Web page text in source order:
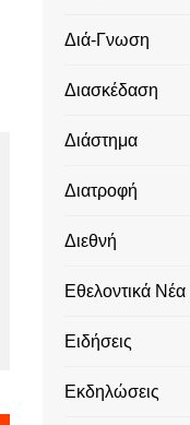
Διά-Γνωση
Διασκέδαση
Διάστημα
Διατροφή
Διεθνή
Εθελοντικά Νέα
Ειδήσεις
Εκδηλώσεις